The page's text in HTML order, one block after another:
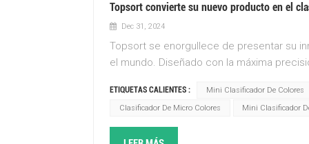
Topsort convierte su nuevo producto en el
Dec 31, 2024
Topsort se enorgullece de presentar su
el mundo. Diseñado con la máxima
precisión incomparables mientras
tamaño compacto e ingeniería de
producción, minimizando los requisitos
ETIQUETAS CALIENTES : Mini Clasificador De Colores
Clasificador De Micro Colores
Mini Clasificador